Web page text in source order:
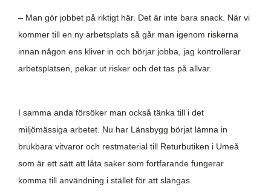
– Man gör jobbet på riktigt här. Det är inte bara snack. När vi
kommer till en ny arbetsplats så går man igenom riskerna
innan någon ens kliver in och börjar jobba, jag kontrollerar
arbetsplatsen, pekar ut risker och det tas på allvar.
I samma anda försöker man också tänka till i det
miljömässiga arbetet. Nu har Länsbygg börjat lämna in
brukbara vitvaror och restmaterial till Returbutiken i Umeå
som är ett sätt att låta saker som fortfarande fungerar
komma till användning i stället för att slängas.